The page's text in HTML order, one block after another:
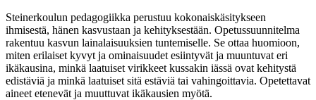
Steinerkoulun pedagogiikka perustuu kokonaiskäsitykseen
ihmisestä, hänen kasvustaan ja kehityksestään. Opetussuunnitelma
rakentuu kasvun lainalaisuuksien tuntemiselle. Se ottaa huomioon,
miten erilaiset kyvyt ja ominaisuudet esiintyvät ja muuntuvat eri
ikäkausina, minkä laatuiset virikkeet kussakin iässä ovat kehitystä
edistäviä ja minkä laatuiset sitä estäviä tai vahingoittavia. Opetettavat
aineet etenevät ja muuttuvat ikäkausien myötä.